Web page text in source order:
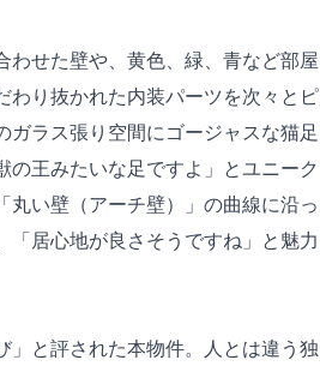
わせた壁や、黄色、緑、青など部屋
わり抜かれた内装パーツを次々とピ
ガラス張り空間にゴージャスな猫足
の王みたいな足ですよ」とユニーク
丸い壁（アーチ壁）」の曲線に沿っ
「居心地が良さそうですね」と魅力
」と評された本物件。人とは違う独